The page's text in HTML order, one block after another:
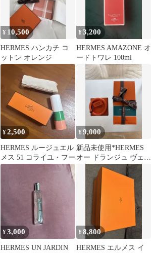
¥ 10,500
HERMES ハンカチ コ
ットン オレンジ
¥3,200
HERMES AMAZONE オ
ードトワレ 100ml
¥2,500
HERMES ルージュエル
メス 51 コライユ・フー
¥9,000
新品未使用*HERMES
オー ドランジュ ヴェル
ト ハンド＆ボディ
¥3,000
HERMES UN JARDIN
¥8,800
HERMES エルメス イ